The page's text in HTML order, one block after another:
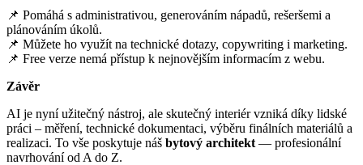
📌 Pomáhá s administrativou, generováním nápadů, rešeršemi a
plánováním úkolů.
📌 Můžete ho využít na technické dotazy, copywriting i marketing.
📌 Free verze nemá přístup k nejnovějším informacím z webu.
Závěr
AI je nyní užitečný nástroj, ale skutečný interiér vzniká díky lidské
práci – měření, technické dokumentaci, výběru finálních materiálů a
realizaci. To vše poskytuje náš bytový architekt — profesionální
navrhování od A do Z.